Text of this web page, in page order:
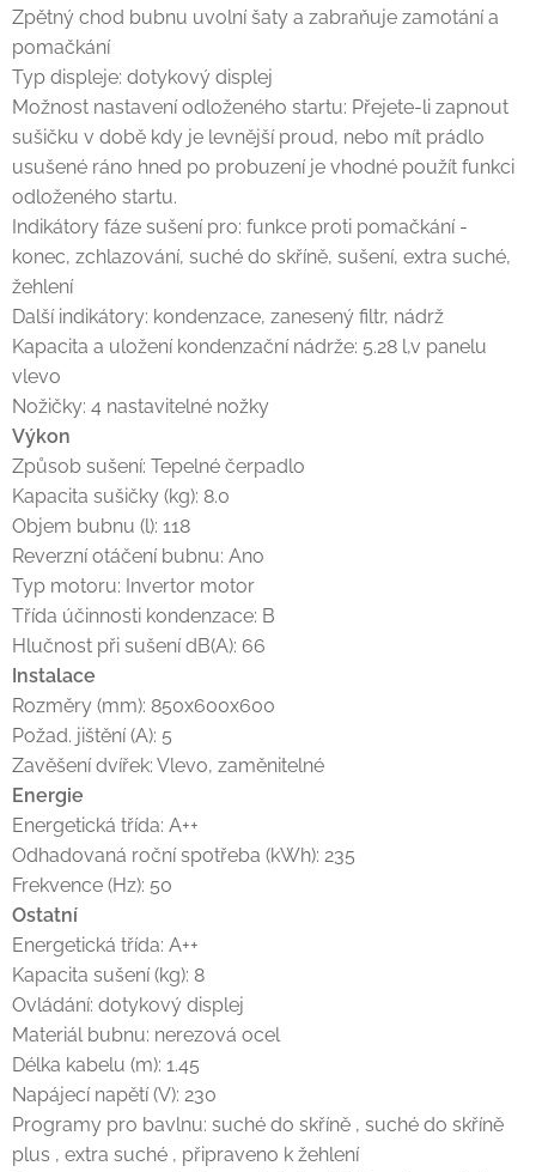
Zpětný chod bubnu uvolní šaty a zabraňuje zamotání a
pomačkání
Typ displeje: dotykový displej
Možnost nastavení odloženého startu: Přejete-li zapnout
sušičku v době kdy je levnější proud, nebo mít prádlo
usušené ráno hned po probuzení je vhodné použít funkci
odloženého startu.
Indikátory fáze sušení pro: funkce proti pomačkání -
konec, zchlazování, suché do skříně, sušení, extra suché,
žehlení
Další indikátory: kondenzace, zanesený filtr, nádrž
Kapacita a uložení kondenzační nádrže: 5.28 l,v panelu
vlevo
Nožičky: 4 nastavitelné nožky
Výkon
Způsob sušení: Tepelné čerpadlo
Kapacita sušičky (kg): 8.0
Objem bubnu (l): 118
Reverzní otáčení bubnu: Ano
Typ motoru: Invertor motor
Třída účinnosti kondenzace: B
Hlučnost při sušení dB(A): 66
Instalace
Rozměry (mm): 850x600x600
Požad. jištění (A): 5
Zavěšení dvířek: Vlevo, zaměnitelné
Energie
Energetická třída: A++
Odhadovaná roční spotřeba (kWh): 235
Frekvence (Hz): 50
Ostatní
Energetická třída: A++
Kapacita sušení (kg): 8
Ovládání: dotykový displej
Materiál bubnu: nerezová ocel
Délka kabelu (m): 1.45
Napájecí napětí (V): 230
Programy pro bavlnu: suché do skříně , suché do skříně
plus , extra suché , připraveno k žehlení